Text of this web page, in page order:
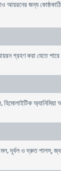
আয়রনের জন্য
গ্রহণ করা যেতে
দূর্বল ও দ্রুত পালস্,